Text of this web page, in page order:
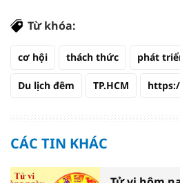
Từ khóa:
cơ hội thách thức phát
Du lịch đêm TP.HCM
CÁC TIN KHÁC